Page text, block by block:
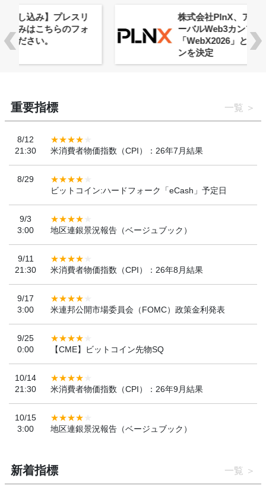
株式会社PlnX、アジア最大級のグロ
ーバルWeb3カンファレンス
「WebX2026」とのコラボレーショ
重要指標 一覧
8/12
21:30
米消費者物価指数（CPI）：26年7月結果
8/29
ビットコイン:ハードフォーク「eCash」予定日
9/3
3:00
地区連銀景況報告（ベージュブック）
9/11
21:30
米消費者物価指数（CPI）：26年8月結果
9/17
3:00
米連邦公開市場委員会（FOMC）政策金利発表
9/25
0:00
【CME】ビットコイン先物SQ
10/14
21:30
米消費者物価指数（CPI）：26年9月結果
10/15
3:00
地区連銀景況報告（ベージュブック）
新着指標 一覧